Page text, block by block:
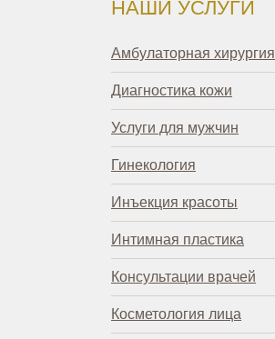
НАШИ УСЛУГИ
Амбулаторная хирургия
Диагностика кожи
Услуги для мужчин
Гинекология
Инъекция красоты
Интимная пластика
Консультации врачей
Косметология лица